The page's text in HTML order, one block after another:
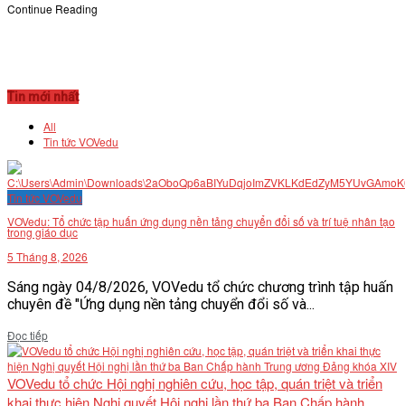
Continue Reading
Tin mới nhất
All
Tin tức VOVedu
Tin tức VOVedu
VOVedu: Tổ chức tập huấn ứng dụng nền tảng chuyển đổi số và trí tuệ nhân tạo
trong giáo dục
5 Tháng 8, 2026
Sáng ngày 04/8/2026, VOVedu tổ chức chương trình tập huấn
chuyên đề "Ứng dụng nền tảng chuyển đổi số và...
Đọc tiếpDetails
VOVedu tổ chức Hội nghị nghiên cứu, học tập, quán triệt và triển
khai thực hiện Nghị quyết Hội nghị lần thứ ba Ban Chấp hành